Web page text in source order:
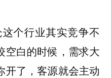
个行业其实竞争不
空白的时候，需求大
开了，客源就会主动